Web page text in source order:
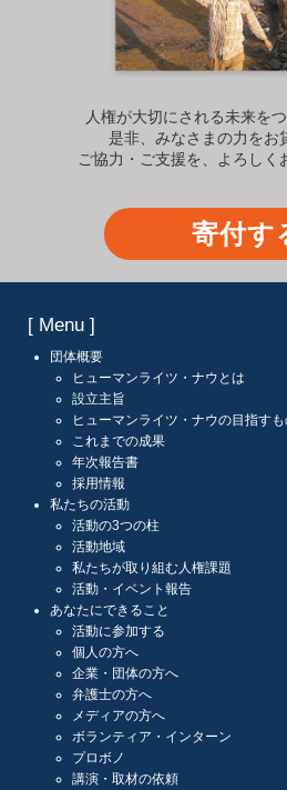
人権が大切にされる未来を
是非、みなさまの力をお
ご協力・ご支援を、よろしく
寄付す
[ Menu ]
団体概要
ヒューマンライツ・ナウとは
設立主旨
ヒューマンライツ・ナウの目指す
これまでの成果
年次報告書
採用情報
私たちの活動
活動の3つの柱
活動地域
私たちが取り組む人権課題
活動・イベント報告
あなたにできること
活動に参加する
個人の方へ
企業・団体の方へ
弁護士の方へ
メディアの方へ
ボランティア・インターン
プロボノ
講演・取材の依頼